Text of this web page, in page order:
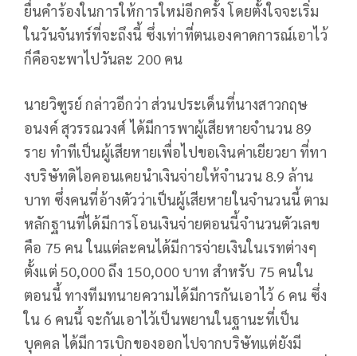
ยื่นคำร้องในการให้การใหม่อีกครั้ง โดยตั้งใจจะเริ่ม
ในวันจันทร์ที่จะถึงนี้ ซึ่งเท่าที่ตนเองคาดการณ์เอาไว้
ก็คือจะพาไปวันละ 200 คน
นายวิฑูรย์ กล่าวอีกว่า ส่วนประเด็นที่นางสาวกฤษ
อนงค์ สุวรรณวงศ์ ได้มีการพาผู้เสียหายจำนวน 89
ราย ทำทีเป็นผู้เสียหายเพื่อไปขอเงินค่าเยียวยา ที่ทา
งบริษัทดิไอคอนเคยนำเงินจ่ายให้จำนวน 8.9 ล้าน
บาท ซึ่งคนที่อ้างตัวว่าเป็นผู้เสียหายในจำนวนนี้ ตาม
หลักฐานที่ได้มีการโอนเงินจ่ายตอนนี้จำนวนตัวเลข
คือ 75 คน ในแต่ละคนได้มีการจ่ายเงินในเรทต่างๆ
ตั้งแต่ 50,000 ถึง 150,000 บาท สำหรับ 75 คนใน
ตอนนี้ ทางทีมทนายความได้มีการกันเอาไว้ 6 คน ซึ่ง
ใน 6 คนนี้ จะกันเอาไว้เป็นพยานในฐานะที่เป็น
บุคคล ได้มีการเบิกของออกไปจากบริษัทแต่ยังมี